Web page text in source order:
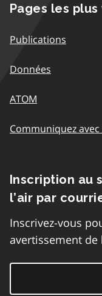
Pages les
Publications
Données
ATOM
Communiquez
Inscription au
l’air par
Inscrivez-vous
avertissement de